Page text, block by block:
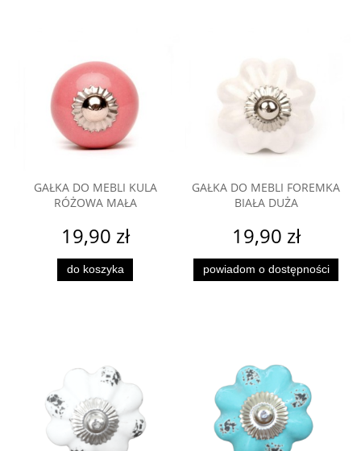
GAŁKA DO MEBLI KULA
RÓŻOWA MAŁA
19,90 zł
do koszyka
GAŁKA DO MEBLI FOREMKA
BIAŁA DUŻA
19,90 zł
powiadom o dostępności